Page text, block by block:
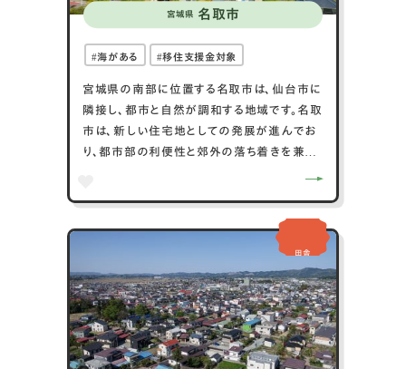
宮城県 名取市
海がある 移住支援金対象
宮城県の南部に位置する名取市は、仙台市に
隣接し、都市と自然が調和する地域です。名取
市は、新しい住宅地としての発展が進んでお
り、都市部の利便性と郊外の落ち着きを兼ね
の東日本大震災で被害を受けた後、市は災害
からの復興を遂げ、新たな商業施設や公共施
設が建設されています。自然の美しさと新し
い都市開発が進む名取市は、訪れる人々に多
様な魅力を提供しています。
田舎